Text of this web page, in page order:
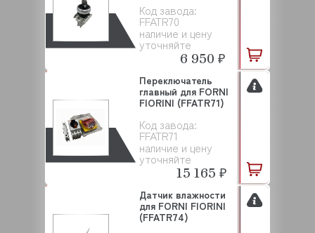
Код завода:
FFATR70
наличие и цену
уточняйте
6 950 ₽
Код завода:
FFATR71
наличие и цену
уточняйте
Переключатель
главный для FORNI
FIORINI (FFATR71)
15 165 ₽
Датчик влажности
для FORNI FIORINI
(FFATR74)